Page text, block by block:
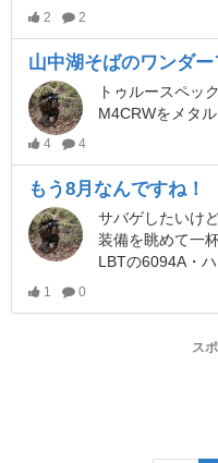
2 2
M4CRWをメタルフレーム・クレーンストックで
4 4
もう8月なんですね！
サバゲしたいけ
装備を眺めて一
LBTの6094A・
1 0
ス